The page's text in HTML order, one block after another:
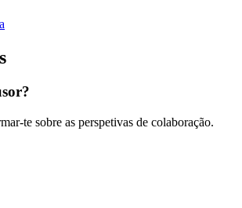
te sobre as perspetivas de colaboração.